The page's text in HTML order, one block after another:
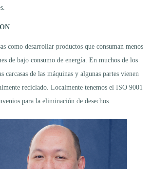
como desarrollar productos que consuman menos
de bajo consumo de energía. En muchos de los
carcasas de las máquinas y algunas partes vienen
reciclado. Localmente tenemos el ISO 9001
para la eliminación de desechos.